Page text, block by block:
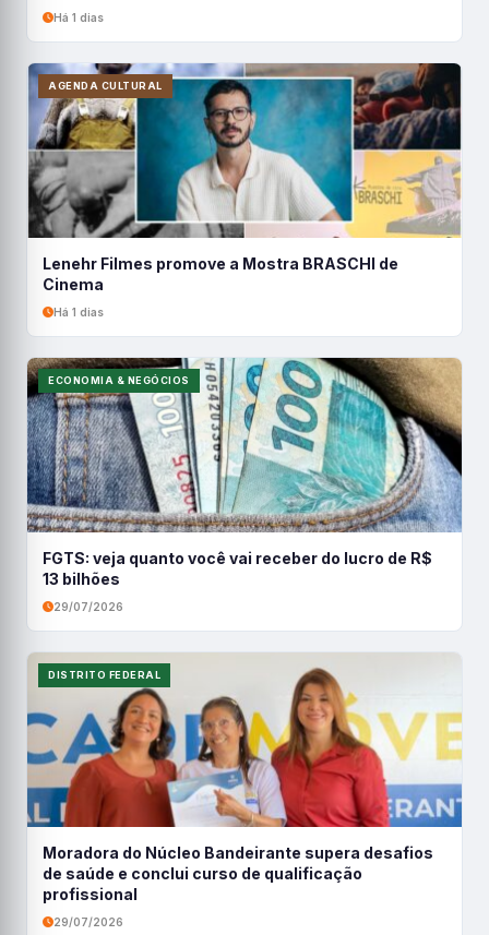
Há 1 dias
AGENDA CULTURAL
Lenehr Filmes promove a Mostra BRASCHI de
Cinema
Há 1 dias
ECONOMIA & NEGÓCIOS
FGTS: veja quanto você vai receber do lucro de R$
13 bilhões
29/07/2026
DISTRITO FEDERAL
Moradora do Núcleo Bandeirante supera desafios
de saúde e conclui curso de qualificação
profissional
29/07/2026